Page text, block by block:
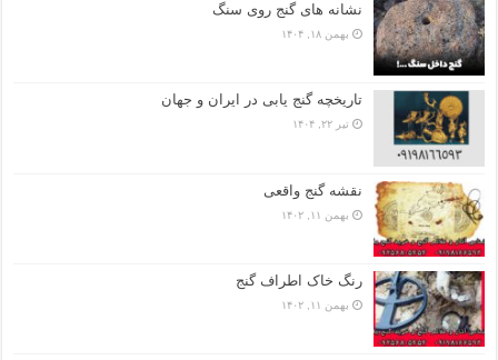
نشانه های گنج روی سنگ
بهمن ۱۸, ۱۴۰۴
تاریخچه گنج‌ یابی در ایران و جهان
تیر ۲۲, ۱۴۰۴
نقشه گنج واقعی
بهمن ۱۱, ۱۴۰۲
رنگ خاک اطراف گنج
بهمن ۱۱, ۱۴۰۲